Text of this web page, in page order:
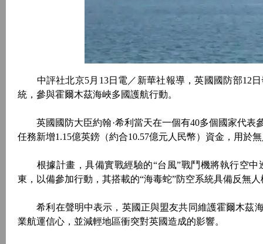
中評社北京5月13日電／新華社報導，英國國防部12日
統，參與霍爾木茲海峽多國護航行動。
英國國防大臣約翰·希利當天在一個有40多個國家代表
任務新增1.15億英鎊（約合10.57億元人民幣）資金，用於
根據計畫，具備實戰經驗的“台風”戰鬥機將執行空中
東，以備參加行動，其搭載的“海毒蛇”防空系統具備反無
希利在聲明中表示，英國正與盟友共同維護霍爾木茲
業航運信心，並減輕地區衝突對英國造成的影響。